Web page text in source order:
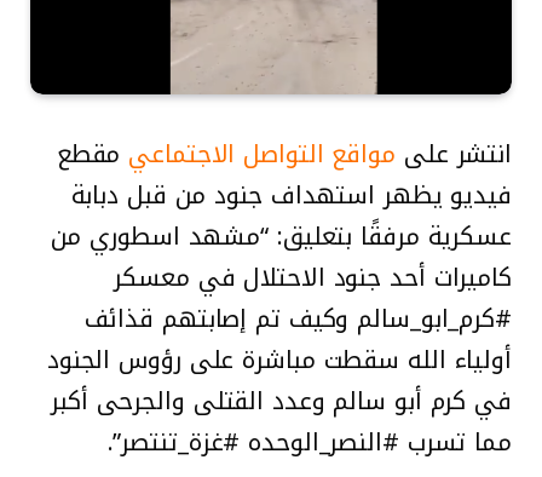
انتشر على مواقع التواصل الاجتماعي مقطع
فيديو يظهر استهداف جنود من قبل دبابة
عسكرية مرفقًا بتعليق: “مشهد اسطوري من
كاميرات أحد جنود الاحتلال في معسكر
#كرم_ابو_سالم وكيف تم إصابتهم قذائف
أولياء الله سقطت مباشرة على رؤوس الجنود
في كرم أبو سالم وعدد القتلى والجرحى أكبر
مما تسرب #النصر_الوحده #غزة_تنتصر”.